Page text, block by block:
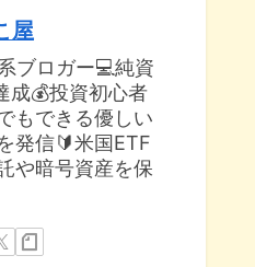
屋
ブロガー💻純資
成💰投資初心者
もできる優しい
発信🔰米国ETF
や暗号資産を保